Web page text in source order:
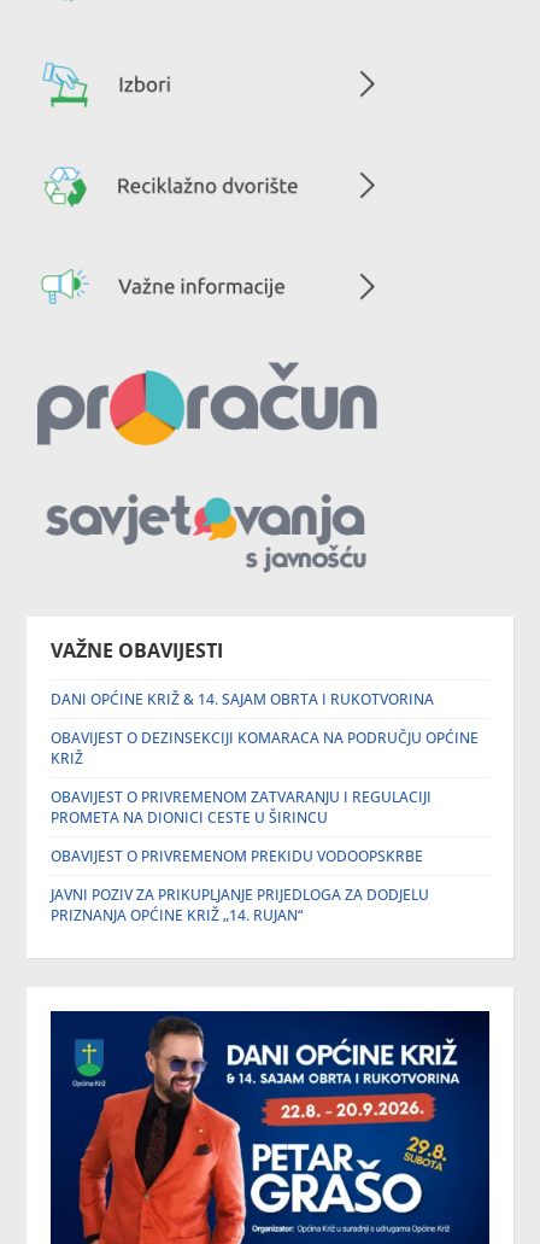
VAŽNE OBAVIJESTI
DANI OPĆINE KRIŽ & 14. SAJAM OBRTA I RUKOTVORINA
OBAVIJEST O DEZINSEKCIJI KOMARACA NA PODRUČJU OPĆINE
KRIŽ
OBAVIJEST O PRIVREMENOM ZATVARANJU I REGULACIJI
PROMETA NA DIONICI CESTE U ŠIRINCU
OBAVIJEST O PRIVREMENOM PREKIDU VODOOPSKRBE
JAVNI POZIV ZA PRIKUPLJANJE PRIJEDLOGA ZA DODJELU
PRIZNANJA OPĆINE KRIŽ „14. RUJAN“